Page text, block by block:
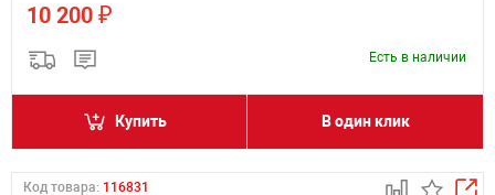
10 200 ₽
Есть в наличии
Купить В один клик
Код товара: 116831